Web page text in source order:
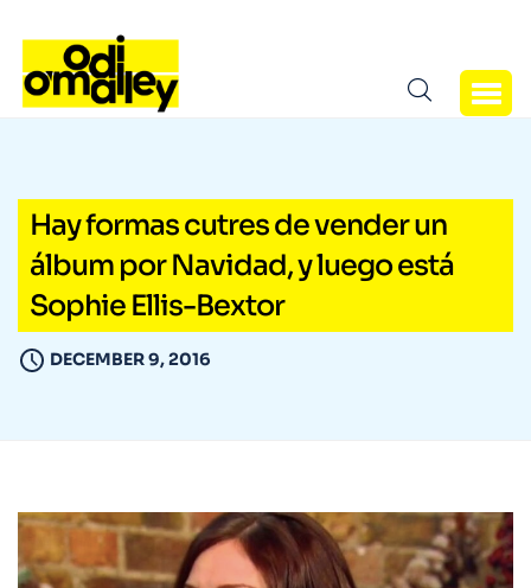
Hay formas cutres de vender un
álbum por Navidad, y luego está
Sophie Ellis-Bextor
DECEMBER 9, 2016